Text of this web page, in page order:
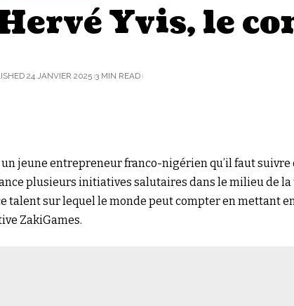
Yvis, le
24 JANVIER 2025 3 MIN READ
jeune entrepreneur franco-nigérien qu’il faut suivre
plusieurs initiatives salutaires dans le milieu de la
talent sur lequel le monde peut compter en mettant
ZakiGames.